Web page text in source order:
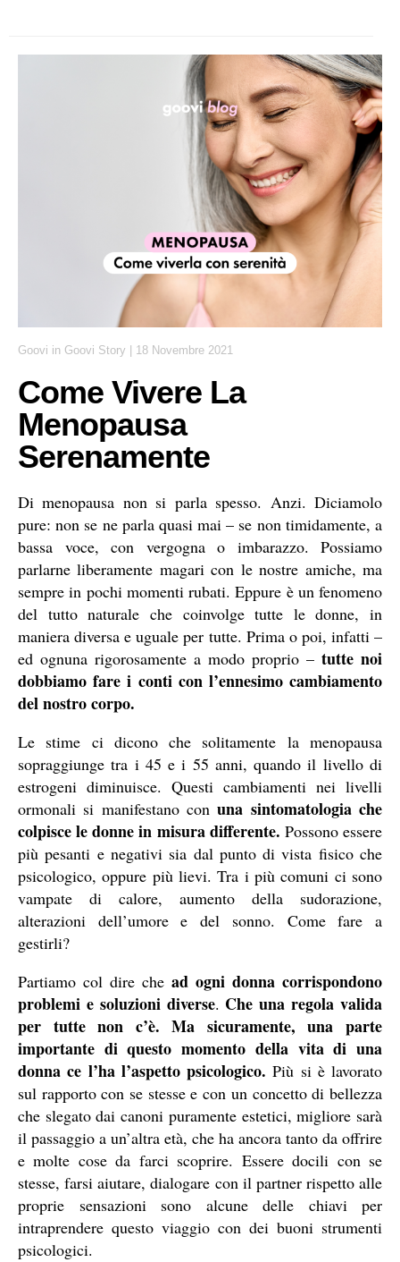
Goovi in Goovi Story 18 Novembre 2021
Come Vivere La
Menopausa
Serenamente
Di menopausa non si parla spesso. Anzi. Diciamolo
pure: non se ne parla quasi mai – se non timidamente, a
bassa voce, con vergogna o imbarazzo. Possiamo
parlarne liberamente magari con le nostre amiche, ma
sempre in pochi momenti rubati. Eppure è un fenomeno
del tutto naturale che coinvolge tutte le donne, in
maniera diversa e uguale per tutte. Prima o poi, infatti –
ed ognuna rigorosamente a modo proprio – tutte noi
dobbiamo fare i conti con l’ennesimo cambiamento
del nostro corpo.
Le stime ci dicono che solitamente la menopausa
sopraggiunge tra i 45 e i 55 anni, quando il livello di
estrogeni diminuisce. Questi cambiamenti nei livelli
ormonali si manifestano conuna sintomatologia che
colpisce le donne in misura differente. Possono essere
più pesanti e negativi sia dal punto di vista fisico che
psicologico, oppure più lievi. Tra i più comuni ci sono
vampate di calore, aumento della sudorazione,
alterazioni dell’umore e del sonno. Come fare a
gestirli?
Partiamo col dire che ad ogni donna corrispondono
problemi e soluzioni diverse. Che una regola valida
per tutte non c’è. Ma sicuramente, una parte
importante di questo momento della vita di una
donna ce l’ha l’aspetto psicologico.Più si è lavorato
sul rapporto con se stesse e con un concetto di bellezza
che slegato dai canoni puramente estetici, migliore sarà
il passaggio a un’altra età, che ha ancora tanto da offrire
e molte cose da farci scoprire. Essere docili con se
stesse, farsi aiutare, dialogare con il partner rispetto alle
proprie sensazioni sono alcune delle chiavi per
intraprendere questo viaggio con dei buoni strumenti
psicologici.